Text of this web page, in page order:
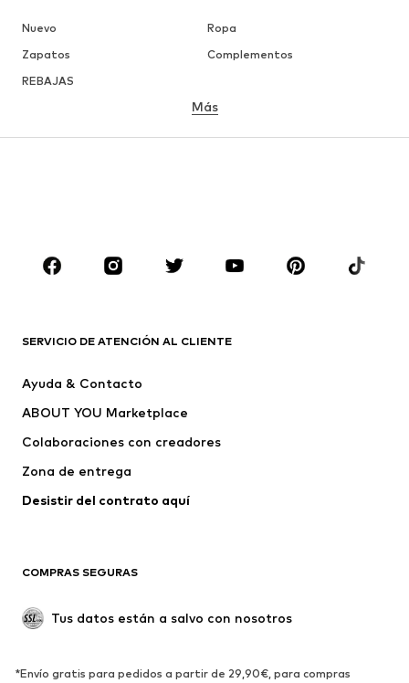
Nuevo
Ropa
Zapatos
Complementos
REBAJAS
MARCAS
PUMA
ADIDAS SPORTSWEAR
NOA NOA miniature
Más
SERVICIO DE ATENCIÓN AL CLIENTE
Ayuda & Contacto
ABOUT YOU Marketplace
Colaboraciones con creadores
Zona de entrega
Desistir del contrato aquí
COMPRAS SEGURAS
Tus datos están a salvo con nosotros
*Envío gratis para pedidos a partir de 29,90€, para compras